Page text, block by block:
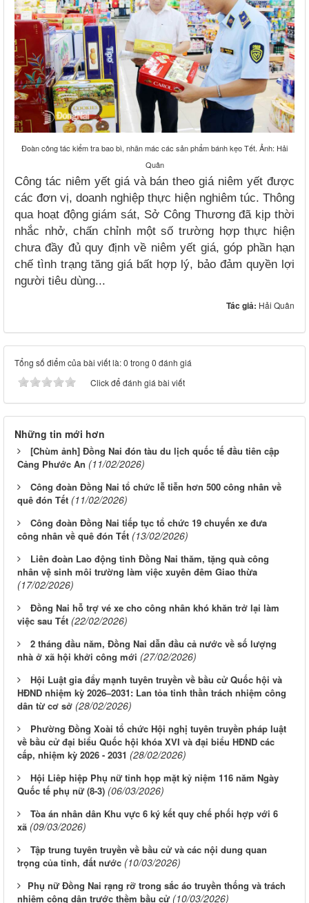
Đoàn công tác kiểm tra bao bì, nhãn mác các sản phẩm bánh kẹo Tết. Ảnh: Hải
Quân
Công tác niêm yết giá và bán theo giá niêm yết được
các đơn vị, doanh nghiệp thực hiện nghiêm túc. Thông
qua hoạt động giám sát, Sở Công Thương đã kịp thời
nhắc nhở, chấn chỉnh một số trường hợp thực hiện
chưa đầy đủ quy định về niêm yết giá, góp phần hạn
chế tình trạng tăng giá bất hợp lý, bảo đảm quyền lợi
người tiêu dùng...
Tác giả: Hải Quân
Tổng số điểm của bài viết là: 0 trong 0 đánh giá
Click để đánh giá bài viết
Những tin mới hơn
[Chùm ảnh] Đồng Nai đón tàu du lịch quốc tế đầu tiên cập
Cảng Phước An (11/02/2026)
Công đoàn Đồng Nai tổ chức lễ tiễn hơn 500 công nhân về
quê đón Tết (11/02/2026)
Công đoàn Đồng Nai tiếp tục tổ chức 19 chuyến xe đưa
công nhân về quê đón Tết (13/02/2026)
Liên đoàn Lao động tỉnh Đồng Nai thăm, tặng quà công
nhân vệ sinh môi trường làm việc xuyên đêm Giao thừa
(17/02/2026)
Đồng Nai hỗ trợ vé xe cho công nhân khó khăn trở lại làm
việc sau Tết (22/02/2026)
2 tháng đầu năm, Đồng Nai dẫn đầu cả nước về số lượng
nhà ở xã hội khởi công mới (27/02/2026)
Hội Luật gia đẩy mạnh tuyên truyền về bầu cử Quốc hội và
HĐND nhiệm kỳ 2026–2031: Lan tỏa tinh thần trách nhiệm công
dân từ cơ sở (28/02/2026)
Phường Đồng Xoài tổ chức Hội nghị tuyên truyền pháp luật
về bầu cử đại biểu Quốc hội khóa XVI và đại biểu HĐND các
cấp, nhiệm kỳ 2026 - 2031 (28/02/2026)
Hội Liêp hiệp Phụ nữ tỉnh họp mặt kỷ niệm 116 năm Ngày
Quốc tế phụ nữ (8-3) (06/03/2026)
Tòa án nhân dân Khu vực 6 ký kết quy chế phối hợp với 6
xã (09/03/2026)
Tập trung tuyên truyền về bầu cử và các nội dung quan
trọng của tỉnh, đất nước (10/03/2026)
​​​​​​​Phụ nữ Đồng Nai rạng rỡ trong sắc áo truyền thống và trách
nhiệm công dân trước thềm bầu cử (10/03/2026)